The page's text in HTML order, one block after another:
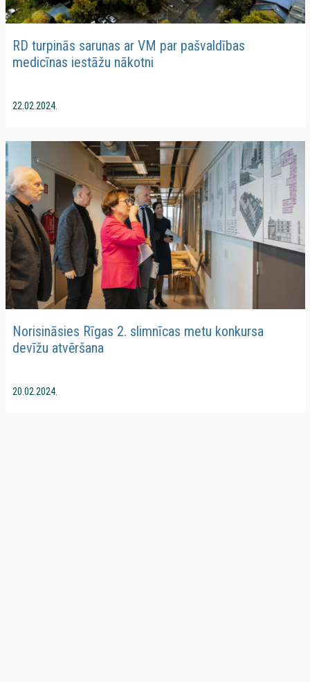
RD turpinās sarunas ar VM par pašvaldības
medicīnas iestāžu nākotni
22.02.2024.
Norisināsies Rīgas 2. slimnīcas metu konkursa
devīžu atvēršana
20.02.2024.